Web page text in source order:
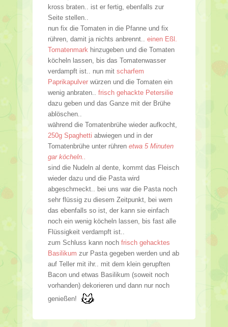
kross braten.. ist er fertig, ebenfalls zur
Seite stellen..
nun fix die Tomaten in die Pfanne und fix
rühren, damit ja nichts anbrennt.. einen Eßl.
Tomatenmark hinzugeben und die Tomaten
köcheln lassen, bis das Tomatenwasser
verdampft ist.. nun mit scharfem
Paprikapulver würzen und die Tomaten ein
wenig anbraten.. frisch gehackte Petersilie
dazu geben und das Ganze mit der Brühe
ablöschen..
während die Tomatenbrühe wieder aufkocht,
250g Spaghetti abwiegen und in der
Tomatenbrühe unter rühren etwa 5 Minuten
gar köcheln..
sind die Nudeln al dente, kommt das Fleisch
wieder dazu und die Pasta wird
abgeschmeckt.. bei uns war die Pasta noch
sehr flüssig zu diesem Zeitpunkt, bei wem
das ebenfalls so ist, der kann sie einfach
noch ein wenig köcheln lassen, bis fast alle
Flüssigkeit verdampft ist..
zum Schluss kann noch frisch gehacktes
Basilikum zur Pasta gegeben werden und ab
auf Teller mit ihr.. mit dem klein gerupften
Bacon und etwas Basilikum (soweit noch
vorhanden) dekorieren und dann nur noch
genießen!